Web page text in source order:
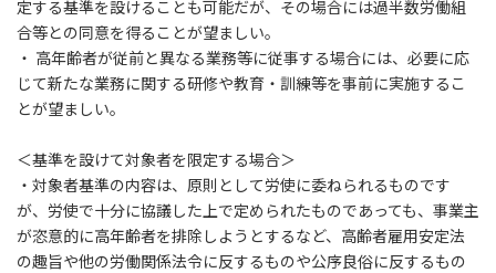
定する基準を設けることも可能だが、その場合には過半数労働組
合等との同意を得ることが望ましい。
・ 高年齢者が従前と異なる業務等に従事する場合には、必要に応
じて新たな業務に関する研修や教育・訓練等を事前に実施するこ
とが望ましい。
＜基準を設けて対象者を限定する場合＞
・対象者基準の内容は、原則として労使に委ねられるものです
が、労使で十分に協議した上で定められたものであっても、事業主
が恣意的に高年齢者を排除しようとするなど、高齢者雇用安定法
の趣旨や他の労働関係法令に反するものや公序良俗に反するもの